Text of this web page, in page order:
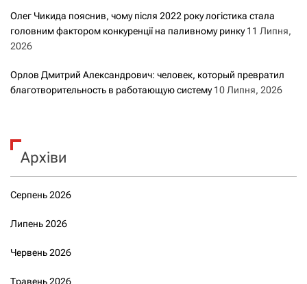
Олег Чикида пояснив, чому після 2022 року логістика стала
головним фактором конкуренції на паливному ринку 11 Липня,
2026
Орлов Дмитрий Александрович: человек, который превратил
благотворительность в работающую систему 10 Липня, 2026
Архіви
Серпень 2026
Липень 2026
Червень 2026
Травень 2026